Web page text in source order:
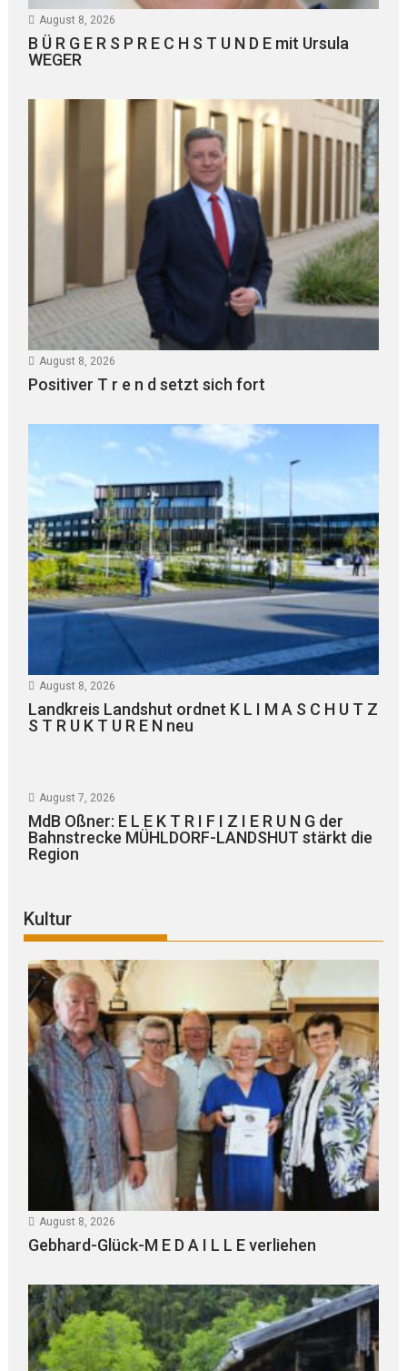
August 8, 2026
B Ü R G E R S P R E C H S T U N D E mit Ursula
WEGER
August 8, 2026
Positiver T r e n d setzt sich fort
August 8, 2026
Landkreis Landshut ordnet K L I M A S C H U T Z
S T R U K T U R E N neu
August 7, 2026
MdB Oßner: E L E K T R I F I Z I E R U N G der
Bahnstrecke MÜHLDORF-LANDSHUT stärkt die
Region
Kultur
August 8, 2026
Gebhard-Glück-M E D A I L L E verliehen